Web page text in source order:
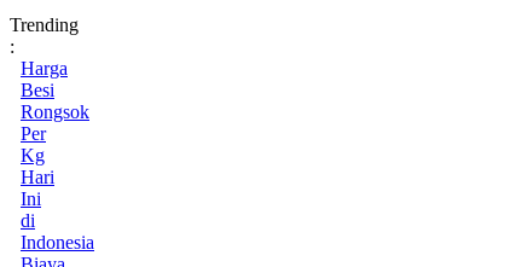
Trending
:
Harga
Besi
Rongsok
Per
Kg
Hari
Ini
di
Indonesia